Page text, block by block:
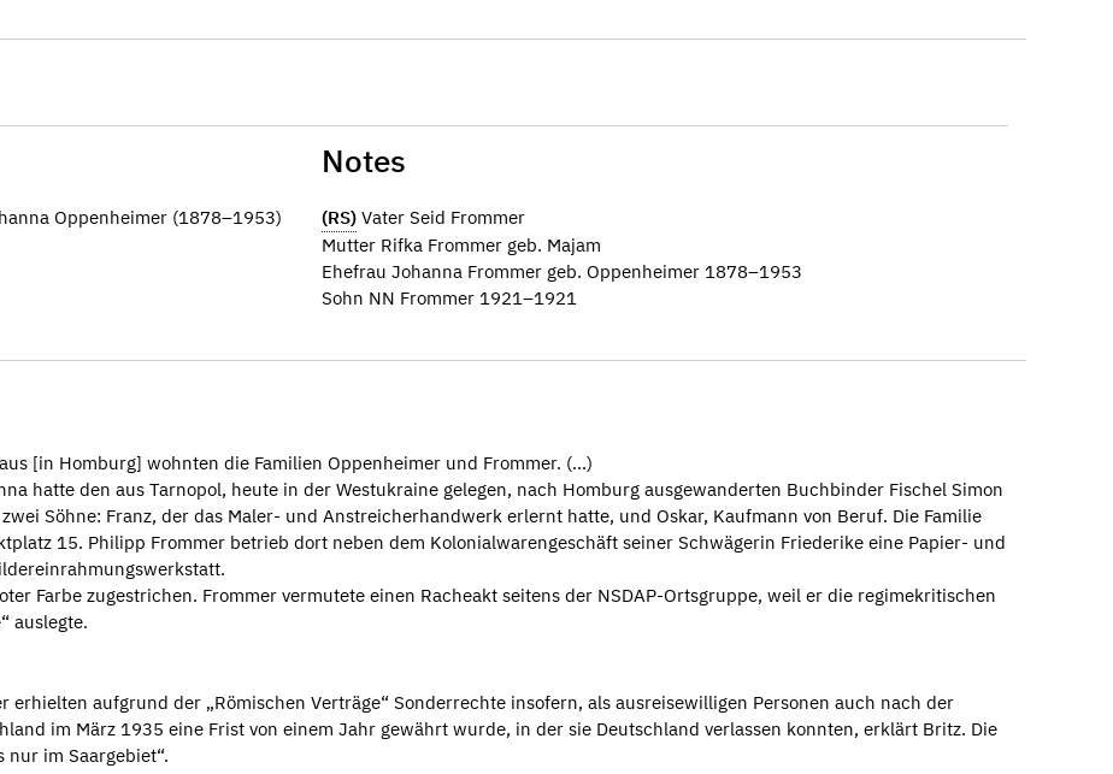
Oppenheimer (1878–1953)
Notes
(RS) Vater Seid Frommer
Mutter Rifka Frommer geb. Majam
Ehefrau Johanna Frommer geb. Oppenheimer 1878–1953
Sohn NN Frommer 1921–1921
[in Homburg] wohnten die Familien Oppenheimer und Frommer. (...)
hatte den aus Tarnopol, heute in der Westukraine gelegen, nach Homburg ausgewanderten Buchbinder Fischel Simon
Söhne: Franz, der das Maler- und Anstreicherhandwerk erlernt hatte, und Oskar, Kaufmann von Beruf. Die Familie
15. Philipp Frommer betrieb dort neben dem Kolonialwarengeschäft seiner Schwägerin Friederike eine Papier- und
Farbe zugestrichen. Frommer vermutete einen Racheakt seitens der NSDAP-Ortsgruppe, weil er die regimekritischen
auslegte.
erhielten aufgrund der „Römischen Verträge“ Sonderrechte insofern, als ausreisewilligen Personen auch nach der
im März 1935 eine Frist von einem Jahr gewährt wurde, in der sie Deutschland verlassen konnten, erklärt Britz. Die
nur im Saargebiet“.